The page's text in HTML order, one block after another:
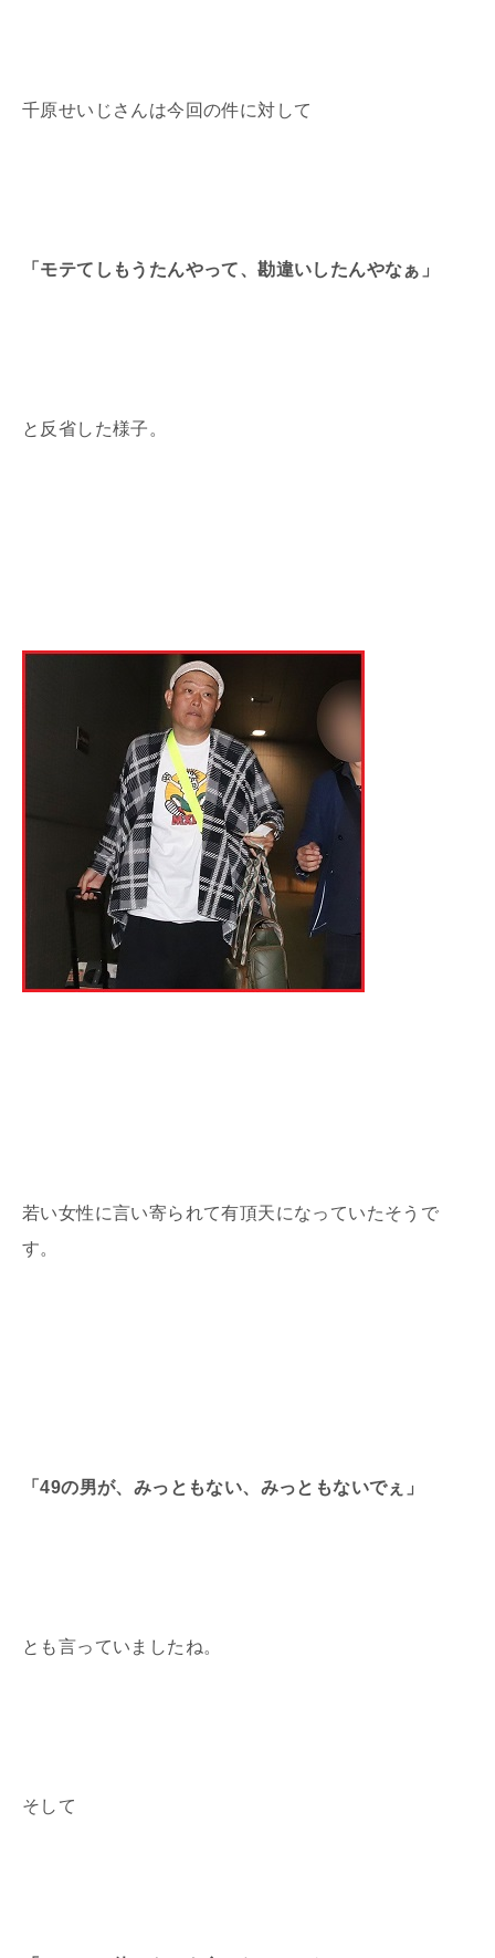
千原せいじさんは今回の件に対して
「モテてしもうたんやって、勘違いしたんやなぁ」
と反省した様子。
若い女性に言い寄られて有頂天になっていたそうで
す。
「49の男が、みっともない、みっともないでぇ」
とも言っていましたね。
そして